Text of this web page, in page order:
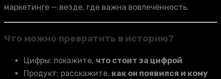
маркетинге — везде, где важна вовлечённость.
Что можно превратить в историю?
Цифры: покажите, что стоит за цифрой
Продукт: расскажите, как он появился и кому